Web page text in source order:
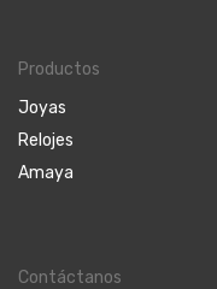
Productos
Joyas
Relojes
Amaya
Contáctanos